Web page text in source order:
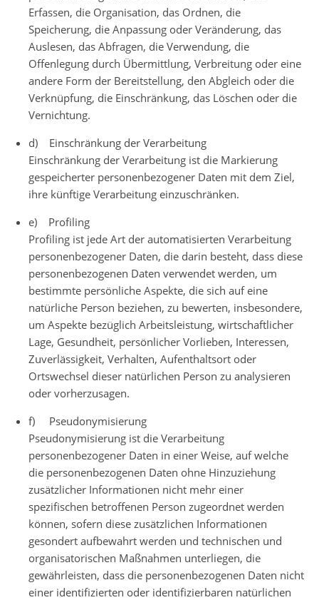
Erfassen, die Organisation, das Ordnen, die
Speicherung, die Anpassung oder Veränderung, das
Auslesen, das Abfragen, die Verwendung, die
Offenlegung durch Übermittlung, Verbreitung oder eine
andere Form der Bereitstellung, den Abgleich oder die
Verknüpfung, die Einschränkung, das Löschen oder die
Vernichtung.
d) Einschränkung der Verarbeitung
Einschränkung der Verarbeitung ist die Markierung
gespeicherter personenbezogener Daten mit dem Ziel,
ihre künftige Verarbeitung einzuschränken.
e) Profiling
Profiling ist jede Art der automatisierten Verarbeitung
personenbezogener Daten, die darin besteht, dass diese
personenbezogenen Daten verwendet werden, um
bestimmte persönliche Aspekte, die sich auf eine
natürliche Person beziehen, zu bewerten, insbesondere,
um Aspekte bezüglich Arbeitsleistung, wirtschaftlicher
Lage, Gesundheit, persönlicher Vorlieben, Interessen,
Zuverlässigkeit, Verhalten, Aufenthaltsort oder
Ortswechsel dieser natürlichen Person zu analysieren
oder vorherzusagen.
f) Pseudonymisierung
Pseudonymisierung ist die Verarbeitung
personenbezogener Daten in einer Weise, auf welche
die personenbezogenen Daten ohne Hinzuziehung
zusätzlicher Informationen nicht mehr einer
spezifischen betroffenen Person zugeordnet werden
können, sofern diese zusätzlichen Informationen
gesondert aufbewahrt werden und technischen und
organisatorischen Maßnahmen unterliegen, die
gewährleisten, dass die personenbezogenen Daten nicht
einer identifizierten oder identifizierbaren natürlichen